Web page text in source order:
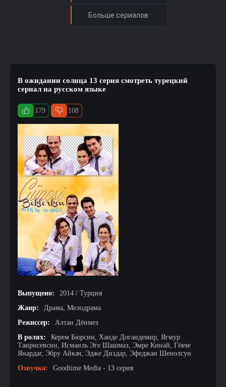
В ожидании солнца 13 серия смотреть турецкий
сериал на русском языке
179 108
Выпущено:
2014 / Турция
Жанр:
Драма, Мелодрама
Режиссер:
Алтан Дёнмез
В ролях:
Керем Бюрсин, Ханде Догандемир, Ягмур
Танрисевсин, Исмаиль Эге Шашмаз, Эмре Кинай, Гёкче
Янардаг, Эбру Айкач, Эдже Диздар, Эфеджан Шенолсун
Озвучка:
Goodtime Media - 13 серия